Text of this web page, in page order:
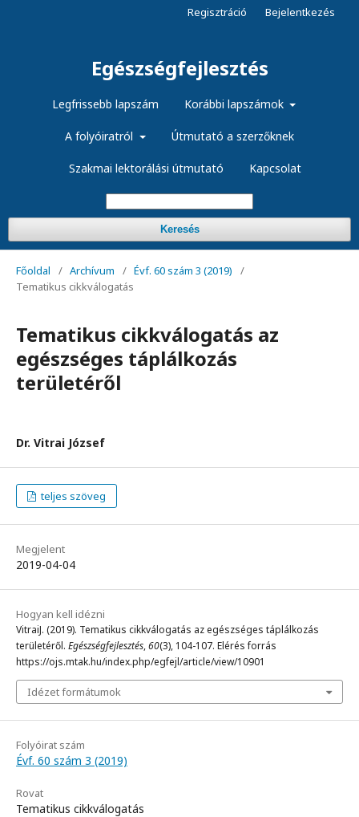
Egészségfejlesztés
Legfrissebb lapszám Korábbi lapszámok
A folyóiratról Útmutató a szerzőknek
Szakmai lektorálási útmutató Kapcsolat
Keresés
Regisztráció Bejelentkezés
Főoldal / Archívum / Évf. 60 szám 3 (2019)
/
Tematikus cikkválogatás
Tematikus cikkválogatás az
egészséges táplálkozás
területéről
Dr. Vitrai József
teljes szöveg
Megjelent
2019-04-04
Hogyan kell idézni
VitraiJ. (2019). Tematikus cikkválogatás az egészséges táplálkozás
területéről. Egészségfejlesztés,60(3), 104-107. Elérés forrás
https://ojs.mtak.hu/index.php/egfejl/article/view/10901
Idézet formátumok
Folyóirat szám
Évf. 60 szám 3 (2019)
Rovat
Tematikus cikkválogatás